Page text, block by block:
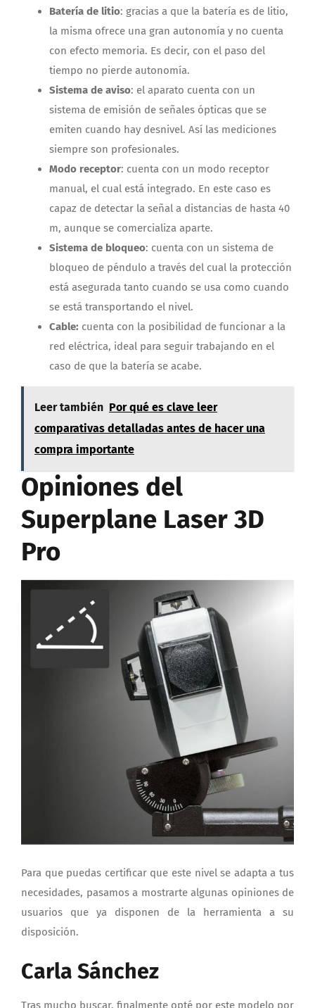
Batería de litio: gracias a que la batería es de litio,
la misma ofrece una gran autonomía y no cuenta
con efecto memoria. Es decir, con el paso del
tiempo no pierde autonomía.
Sistema de aviso: el aparato cuenta con un
sistema de emisión de señales ópticas que se
emiten cuando hay desnivel. Así las mediciones
siempre son profesionales.
Modo receptor: cuenta con un modo receptor
manual, el cual está integrado. En este caso es
capaz de detectar la señal a distancias de hasta 40
m, aunque se comercializa aparte.
Sistema de bloqueo: cuenta con un sistema de
bloqueo de péndulo a través del cual la protección
está asegurada tanto cuando se usa como cuando
se está transportando el nivel.
Cable: cuenta con la posibilidad de funcionar a la
red eléctrica, ideal para seguir trabajando en el
caso de que la batería se acabe.
Leer también Por qué es clave leer
comparativas detalladas antes de hacer una
compra importante
Opiniones del
Superplane Laser 3D
Pro
Para que puedas certificar que este nivel se adapta a tus
necesidades, pasamos a mostrarte algunas opiniones de
usuarios que ya disponen de la herramienta a su
disposición.
Carla Sánchez
Tras mucho buscar, finalmente opté por este modelo por